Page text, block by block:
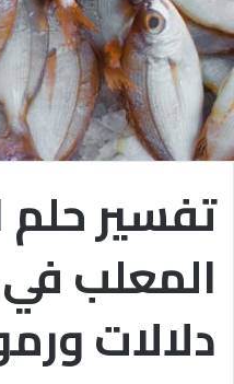
تفسير
المعلب في
دلالات